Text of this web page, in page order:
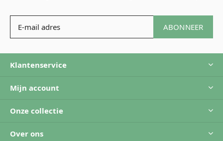
ABONNEER
Klantenservice
Mijn account
Onze collectie
Over ons